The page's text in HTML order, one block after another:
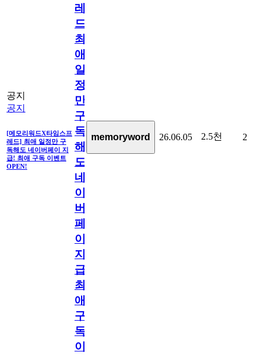
공지
공지
[메모리워드X타임스프
레드] 최애 일정만 구
독해도 네이버페이 지
급! 최애 구독 이벤트
OPEN!
레
드]
최
애
일
정
만
구
독
해
도
네
이
버
페
이
지
급!
최
애
구
독
이
memoryword 26.06.05 2.5천 2